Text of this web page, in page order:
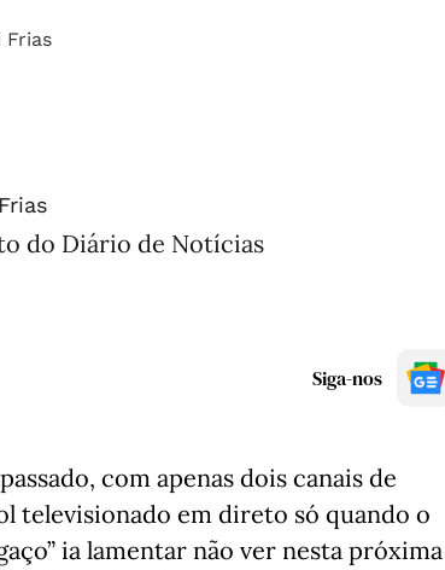
do Diário de Notícias
Siga-nos
com apenas dois canais de
televisionado em direto só quando o
ia lamentar não ver nesta próxima